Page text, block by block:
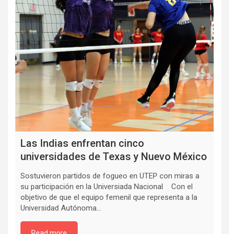
Las Indias enfrentan cinco
universidades de Texas y Nuevo México
Sostuvieron partidos de fogueo en UTEP con miras a
su participación en la Universiada Nacional Con el
objetivo de que el equipo femenil que representa a la
Universidad Autónoma…